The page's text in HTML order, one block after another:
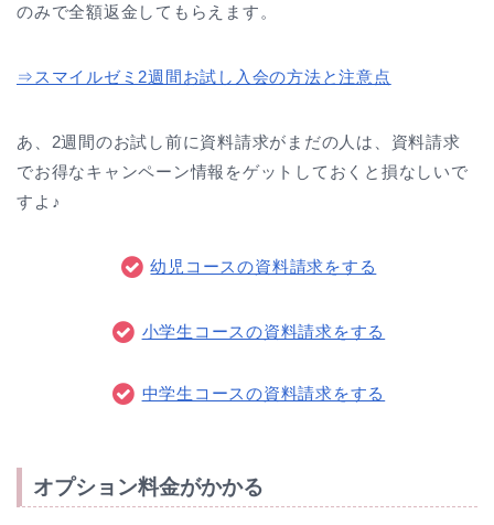
のみで全額返金してもらえます。
⇒スマイルゼミ2週間お試し入会の方法と注意点
あ、2週間のお試し前に資料請求がまだの人は、資料請求
でお得なキャンペーン情報をゲットしておくと損なしいで
すよ♪
幼児コースの資料請求をする
小学生コースの資料請求をする
中学生コースの資料請求をする
オプション料金がかかる